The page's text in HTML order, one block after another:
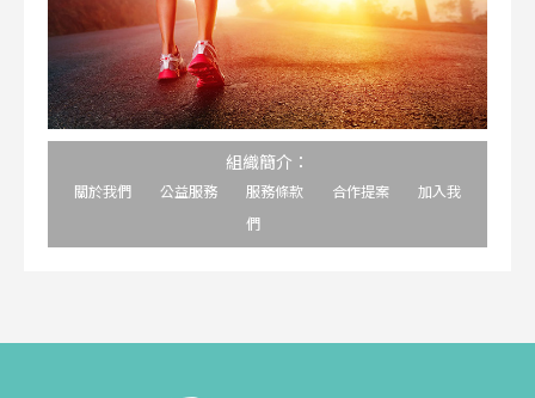
組織簡介：
關於我們 公益服務 服務條款 合作提案
加入我
們